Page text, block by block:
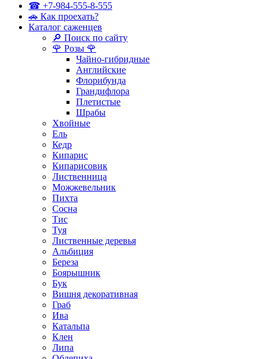
☎ +7-984-555-8-555
🚗 Как проехать?
Каталог саженцев
🔎 Поиск по сайту
🌹 Розы 🌹
Чайно-гибридные
Английские
Флорибунда
Грандифлора
Плетистые
Шрабы
Хвойные
Ель
Кедр
Кипарис
Кипарисовик
Лиственница
Можжевельник
Пихта
Сосна
Тис
Туя
Лиственные деревья
Альбиция
Береза
Боярышник
Бук
Вишня декоративная
Граб
Ива
Катальпа
Клен
Липа